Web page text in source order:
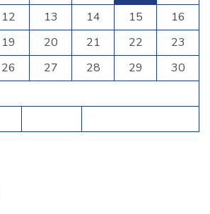
12 13 14 15
16
19 20 21 22
23
26 27 28 29
30